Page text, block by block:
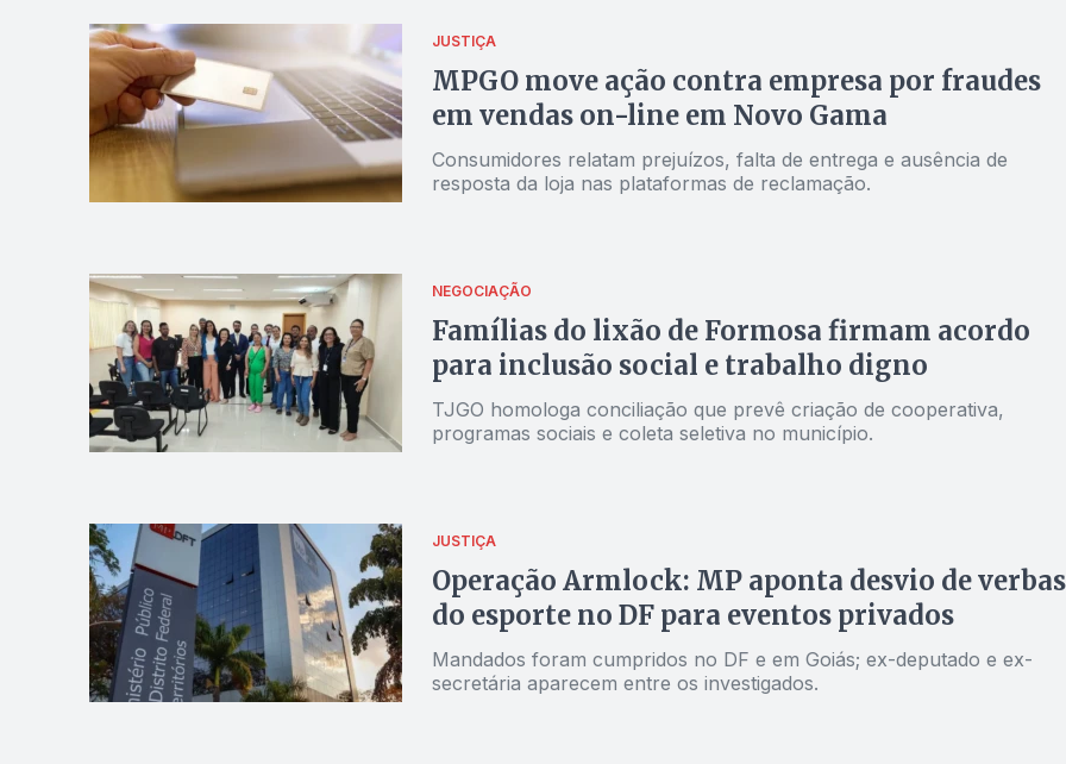
JUSTIÇA
MPGO move ação contra empresa por fraudes
em vendas on-line em Novo Gama
Consumidores relatam prejuízos, falta de entrega e ausência de
resposta da loja nas plataformas de reclamação.
NEGOCIAÇÃO
Famílias do lixão de Formosa firmam acordo
para inclusão social e trabalho digno
TJGO homologa conciliação que prevê criação de cooperativa,
programas sociais e coleta seletiva no município.
JUSTIÇA
Operação Armlock: MP aponta desvio de verbas
do esporte no DF para eventos privados
Mandados foram cumpridos no DF e em Goiás; ex-deputado e ex-
secretária aparecem entre os investigados.